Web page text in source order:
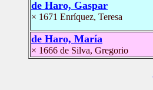
de Haro, Gaspar
× 1671 Enríquez, Teresa
de Haro, María
× 1666 de Silva, Gregorio